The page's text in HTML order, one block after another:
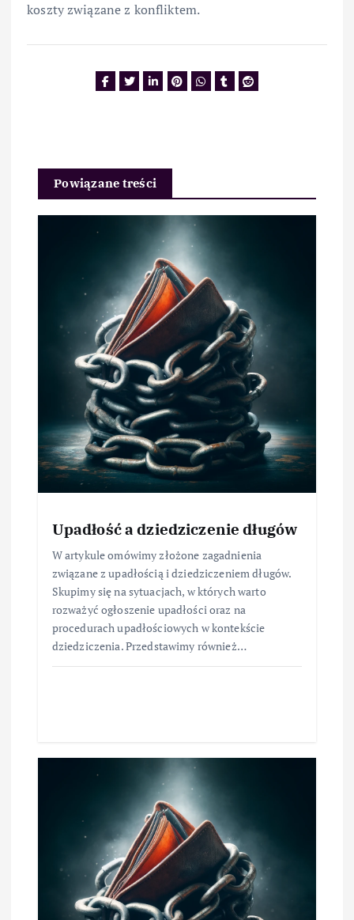
koszty związane z konfliktem.
Powiązane treści
Upadłość a dziedziczenie długów
W artykule omówimy złożone zagadnienia
związane z upadłością i dziedziczeniem długów.
Skupimy się na sytuacjach, w których warto
rozważyć ogłoszenie upadłości oraz na
procedurach upadłościowych w kontekście
dziedziczenia. Przedstawimy również…